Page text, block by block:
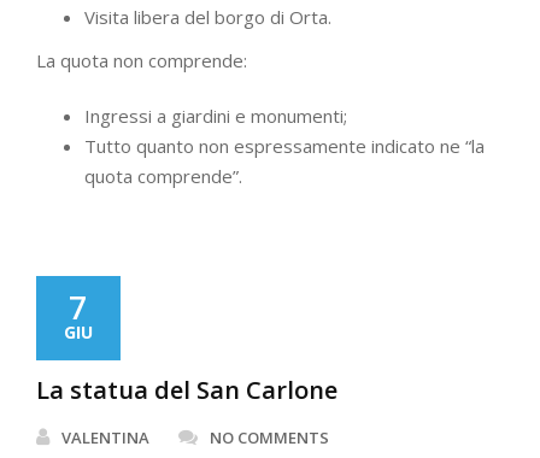
Visita libera del borgo di Orta.
La quota non comprende:
Ingressi a giardini e monumenti;
Tutto quanto non espressamente indicato ne “la
quota comprende”.
7
GIU
La statua del San Carlone
VALENTINA
NO COMMENTS